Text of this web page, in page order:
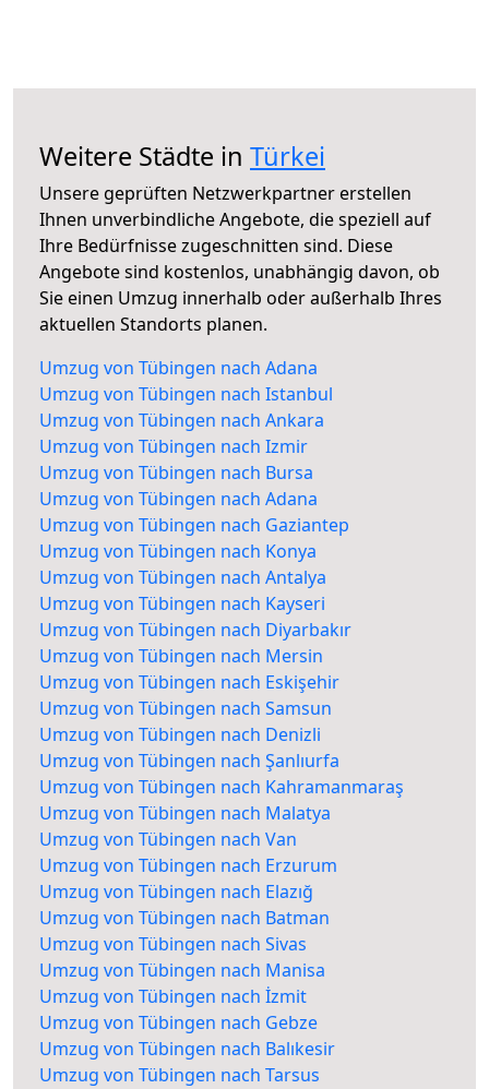
Weitere Städte in Türkei
Unsere geprüften Netzwerkpartner erstellen
Ihnen unverbindliche Angebote, die speziell auf
Ihre Bedürfnisse zugeschnitten sind. Diese
Angebote sind kostenlos, unabhängig davon, ob
Sie einen Umzug innerhalb oder außerhalb Ihres
aktuellen Standorts planen.
Umzug von Tübingen nach Adana
Umzug von Tübingen nach Istanbul
Umzug von Tübingen nach Ankara
Umzug von Tübingen nach Izmir
Umzug von Tübingen nach Bursa
Umzug von Tübingen nach Adana
Umzug von Tübingen nach Gaziantep
Umzug von Tübingen nach Konya
Umzug von Tübingen nach Antalya
Umzug von Tübingen nach Kayseri
Umzug von Tübingen nach Diyarbakır
Umzug von Tübingen nach Mersin
Umzug von Tübingen nach Eskişehir
Umzug von Tübingen nach Samsun
Umzug von Tübingen nach Denizli
Umzug von Tübingen nach Şanlıurfa
Umzug von Tübingen nach Kahramanmaraş
Umzug von Tübingen nach Malatya
Umzug von Tübingen nach Van
Umzug von Tübingen nach Erzurum
Umzug von Tübingen nach Elazığ
Umzug von Tübingen nach Batman
Umzug von Tübingen nach Sivas
Umzug von Tübingen nach Manisa
Umzug von Tübingen nach İzmit
Umzug von Tübingen nach Gebze
Umzug von Tübingen nach Balıkesir
Umzug von Tübingen nach Tarsus